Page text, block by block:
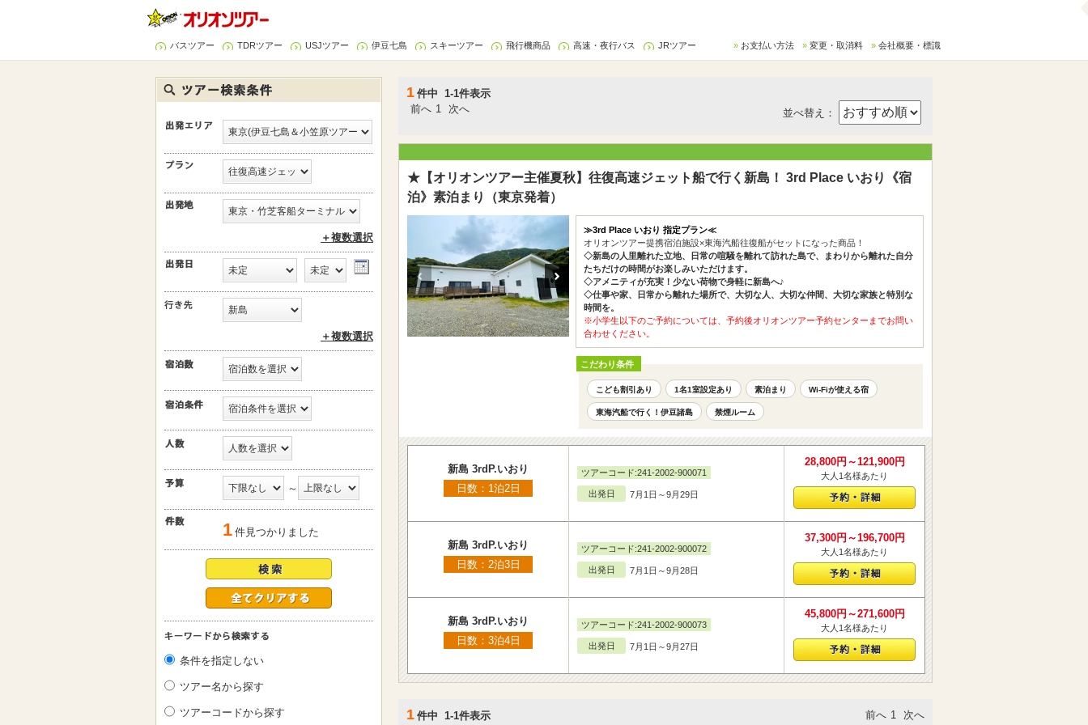
バスツアー TDRツアー USJツアー 伊豆七島 スキーツアー 飛行機商品 高速・夜行バス JRツアー お支払い方法 変更・取消料 会社概要・標識
＋複数選択
＋複数選択
～
1 件見つかりました
条件を指定しない
ツアー名から探す
ツアーコードから探す
1 件中 1-1件表示
前へ 1 次へ 並べ替え：
★【オリオンツアー主催夏秋】往復高速ジェット船で行く新島！ 3rd Place いおり《宿
泊》素泊まり（東京発着）
≫3rd Place いおり 指定プラン≪
オリオンツアー提携宿泊施設×東海汽船往復船がセットになった商品！
◇新島の人里離れた立地、日常の喧騒を離れて訪れた島で、まわりから離れた自分
たちだけの時間がお楽しみいただけます。
◇アメニティが充実！少ない荷物で身軽に新島へ♪
◇仕事や家、日常から離れた場所で、大切な人、大切な仲間、大切な家族と特別な
時間を。
※小学生以下のご予約については、予約後オリオンツアー予約センターまでお問い
合わせください。
こだわり条件
こども割引あり 1名1室設定あり 素泊まり Wi-Fiが使える宿
東海汽船で行く！伊豆諸島 禁煙ルーム
新島 3rdP.いおり
日数：1泊2日
ツアーコード:241-2002-900071
出発日 7月1日～9月29日
28,800円～121,900円
大人1名様あたり
新島 3rdP.いおり
日数：2泊3日
ツアーコード:241-2002-900072
出発日 7月1日～9月28日
37,300円～196,700円
大人1名様あたり
新島 3rdP.いおり
日数：3泊4日
ツアーコード:241-2002-900073
出発日 7月1日～9月27日
45,800円～271,600円
大人1名様あたり
1 件中 1-1件表示 前へ 1 次へ